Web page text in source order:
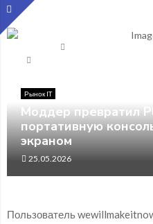
Рынок IT
Моддер превратил
портативную
экраном
25.05.2026
Пользователь